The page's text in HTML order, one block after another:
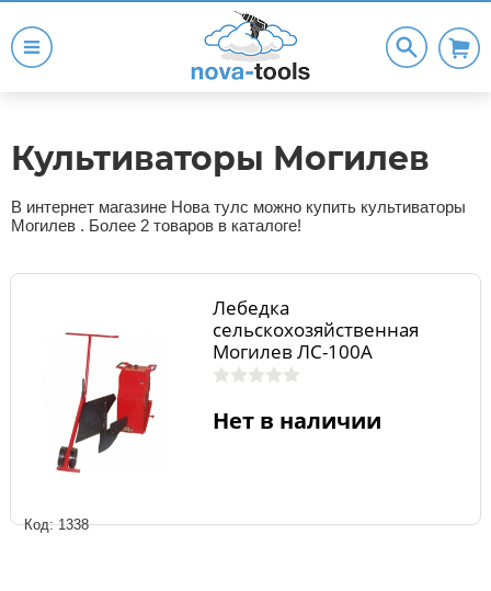
Культиваторы Могилев
В интернет магазине Нова тулс можно купить культиваторы
Могилев . Более 2 товаров в каталоге!
Код: 1338
Лебедка
сельскохозяйственная
Могилев ЛС-100А
Нет в наличии